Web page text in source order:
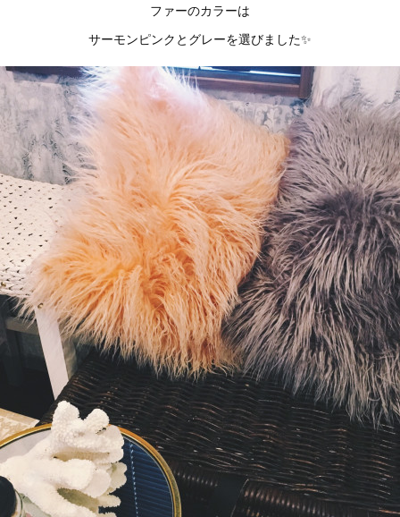
ファーのカラーは
サーモンピンクとグレーを選びました✨